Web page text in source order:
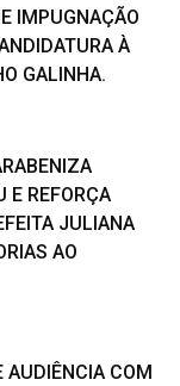
IMPUGNAÇÃO
À
GALINHA.
E REFORÇA
JULIANA
AO
AUDIÊNCIA COM